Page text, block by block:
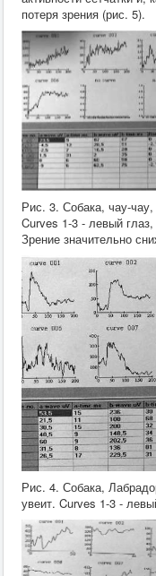
потеря зрения (рис. 5).
Рис. 3. Собака, чау-
Curves 1-3 - левый
Зрение значительно
Рис. 4. Собака,
увеит. Curves 1-3 -